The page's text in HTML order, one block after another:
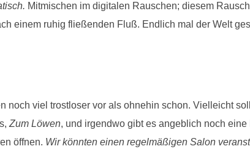
Mitmischen im digitalen Rauschen; diesem
einem ruhig fließenden Fluß. Endlich mal der Welt
noch viel trostloser vor als ohnehin schon. Vielleicht
Zum Löwen, und irgendwo gibt es angeblich noch
öffnen. Wir könnten einen regelmäßigen Salon